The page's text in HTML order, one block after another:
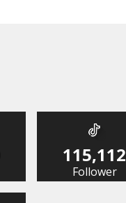
115,112
Follower